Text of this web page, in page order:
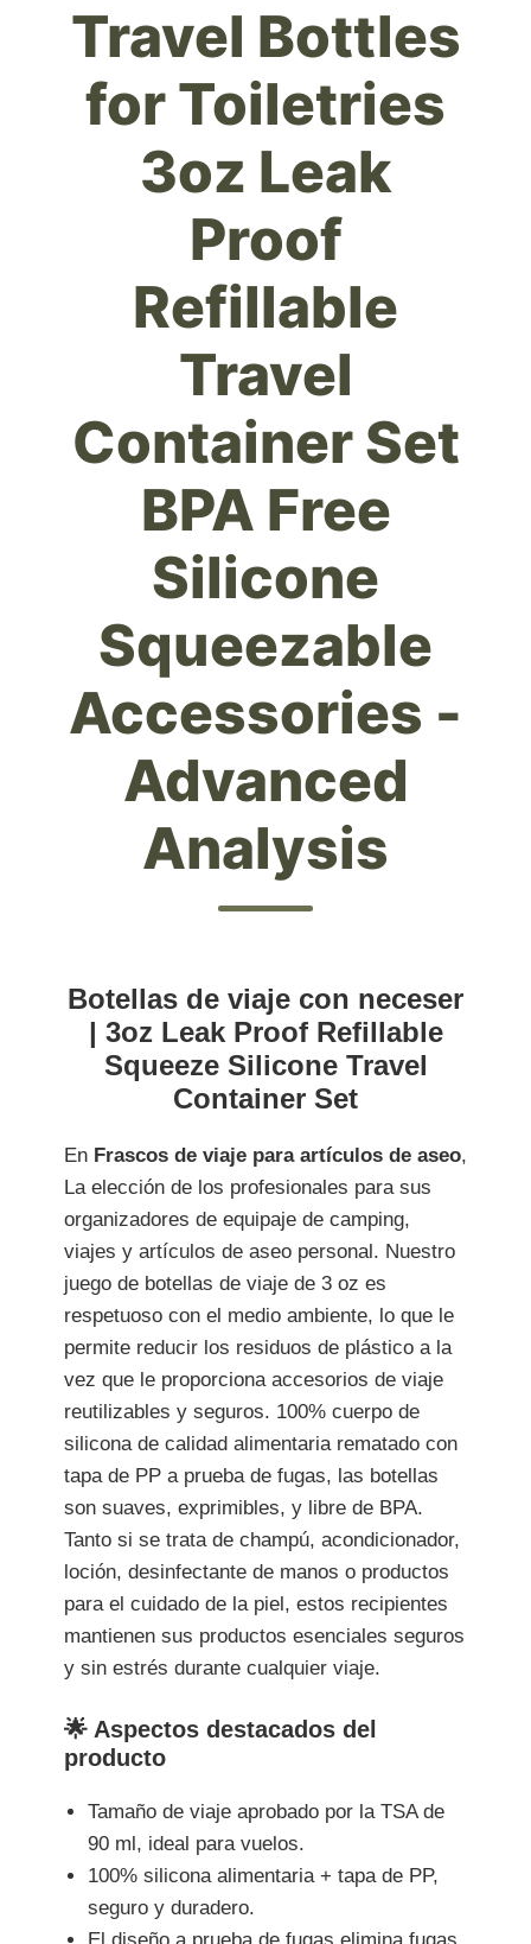
Travel Bottles
for Toiletries
3oz Leak
Proof
Refillable
Travel
Container Set
BPA Free
Silicone
Squeezable
Accessories -
Advanced
Analysis
Botellas de viaje con neceser
| 3oz Leak Proof Refillable
Squeeze Silicone Travel
Container Set
En Frascos de viaje para artículos de aseo,
La elección de los profesionales para sus
organizadores de equipaje de camping,
viajes y artículos de aseo personal. Nuestro
juego de botellas de viaje de 3 oz es
respetuoso con el medio ambiente, lo que le
permite reducir los residuos de plástico a la
vez que le proporciona accesorios de viaje
reutilizables y seguros. 100% cuerpo de
silicona de calidad alimentaria rematado con
tapa de PP a prueba de fugas, las botellas
son suaves, exprimibles, y libre de BPA.
Tanto si se trata de champú, acondicionador,
loción, desinfectante de manos o productos
para el cuidado de la piel, estos recipientes
mantienen sus productos esenciales seguros
y sin estrés durante cualquier viaje.
🌟 Aspectos destacados del
producto
Tamaño de viaje aprobado por la TSA de
90 ml, ideal para vuelos.
100% silicona alimentaria + tapa de PP,
seguro y duradero.
El diseño a prueba de fugas elimina fugas